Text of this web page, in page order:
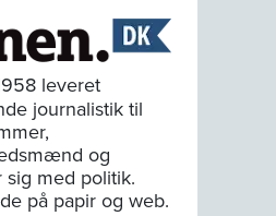
leveret
journalistik til
og
med politik.
på papir og web.